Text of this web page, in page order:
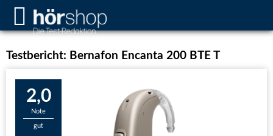
Testbericht: Bernafon Encanta 200 BTE T
2,0
Note
gut